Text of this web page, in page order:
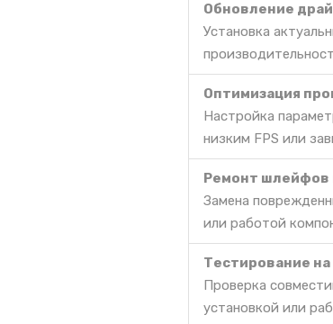
Обновление
Установка
Оптимизация
Настройка
низким FPS или
Ремонт шлейфов
Замена
или работой
Тестирование
Проверка
установкой или